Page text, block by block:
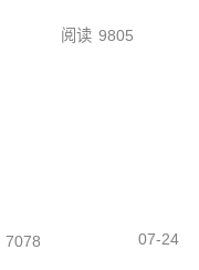
阅读 9805
7078 07-24